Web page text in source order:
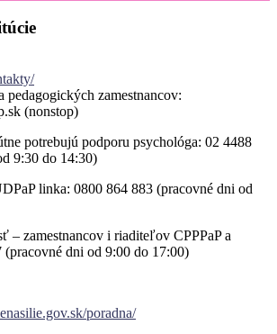
pedagogických zamestnancov:
(nonstop)
potrebujú podporu psychológa: 02 4488
9:30 do 14:30)
linka: 0800 864 883 (pracovné dni od
– zamestnancov i riaditeľov CPPPaP a
(pracovné dni od 9:00 do 17:00)
poradna/